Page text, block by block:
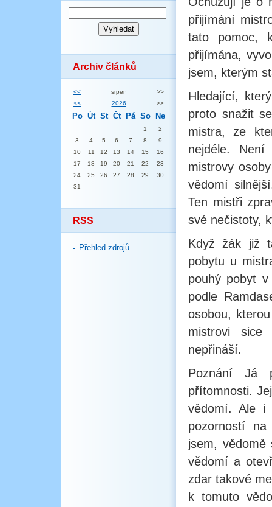
Archiv článků
<< srpen
>>
<<
2026 >>
Po Út St Čt Pá So Ne
1
2
3
4 5 6 7 8
9
10
11 12 13 14 15
16
17
18 19 20 21 22
23
24
25 26 27 28 29
30
31
RSS
Přehled zdrojů
přijímání
tato pomoc,
přijímána,
jsem, kterým
Hledající,
proto snažit
mistra, ze
nejdéle.
mistrovy
vědomí
Ten mistři
své nečistoty,
Když žák již
pobytu u
pouhý pobyt
podle
osobou,
mistrovi
nepřináší.
Poznání Já
přítomnosti.
vědomí. Ale i
pozorností
jsem,
vědomí a
zdar takové
k tomuto